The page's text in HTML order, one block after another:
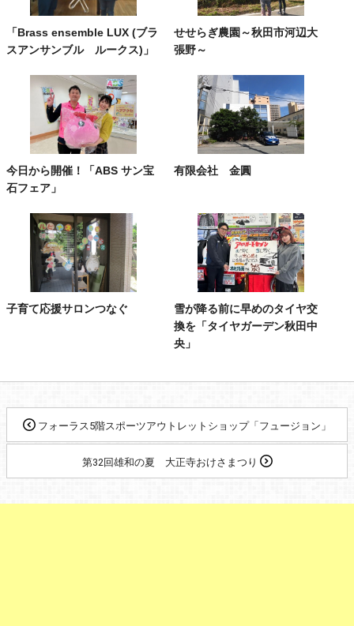
「Brass ensemble LUX (ブラ
スアンサンブル ルークス)」
せせらぎ農園～秋田市河辺大
張野～
今日から開催！「ABS サン宝
石フェア」
有限会社 金圓
子育て応援サロンつなぐ
雪が降る前に早めのタイヤ交
換を「タイヤガーデン秋田中
央」
フォーラス5階スポーツアウトレットショップ「フュージョン」
第32回雄和の夏 大正寺おけさまつり